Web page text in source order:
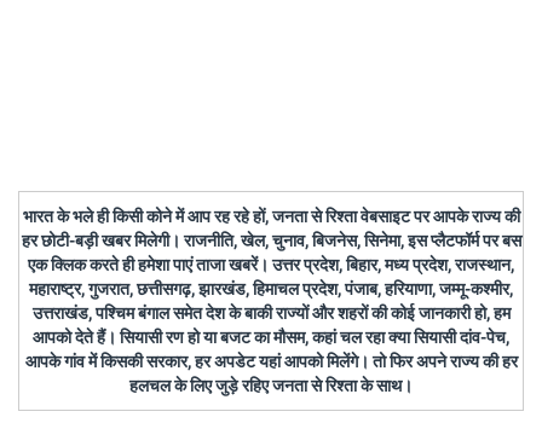
भारत के भले ही किसी कोने में आप रह रहे हों, जनता से रिश्ता वेबसाइट पर आपके राज्य की
हर छोटी-बड़ी खबर मिलेगी। राजनीति, खेल, चुनाव, बिजनेस, सिनेमा, इस प्लैटफॉर्म पर बस
एक क्लिक करते ही हमेशा पाएं ताजा खबरें। उत्तर प्रदेश, बिहार, मध्य प्रदेश, राजस्थान,
महाराष्ट्र, गुजरात, छत्तीसगढ़, झारखंड, हिमाचल प्रदेश, पंजाब, हरियाणा, जम्मू-कश्मीर,
उत्तराखंड, पश्चिम बंगाल समेत देश के बाकी राज्यों और शहरों की कोई जानकारी हो, हम
आपको देते हैं। सियासी रण हो या बजट का मौसम, कहां चल रहा क्या सियासी दांव-पेच,
आपके गांव में किसकी सरकार, हर अपडेट यहां आपको मिलेंगे। तो फिर अपने राज्य की हर
हलचल के लिए जुड़े रहिए जनता से रिश्ता के साथ।